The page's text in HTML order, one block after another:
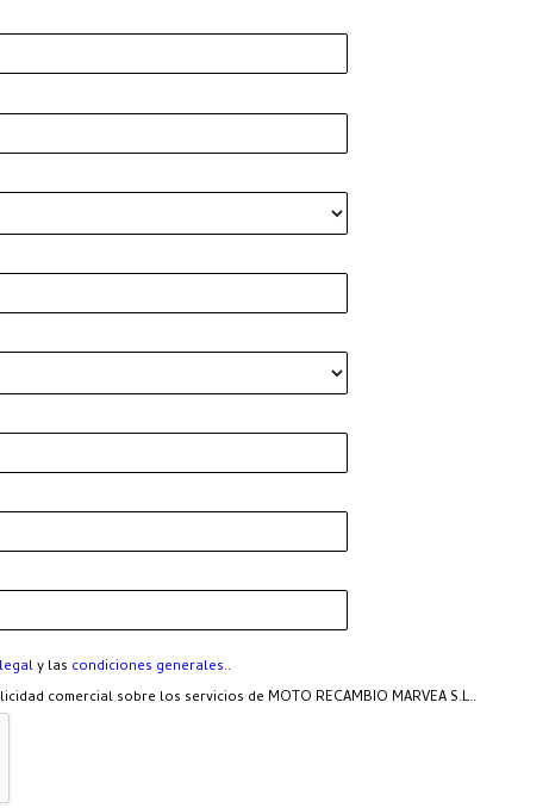
y las condiciones generales..
comercial sobre los servicios de MOTO RECAMBIO MARVEA S.L..